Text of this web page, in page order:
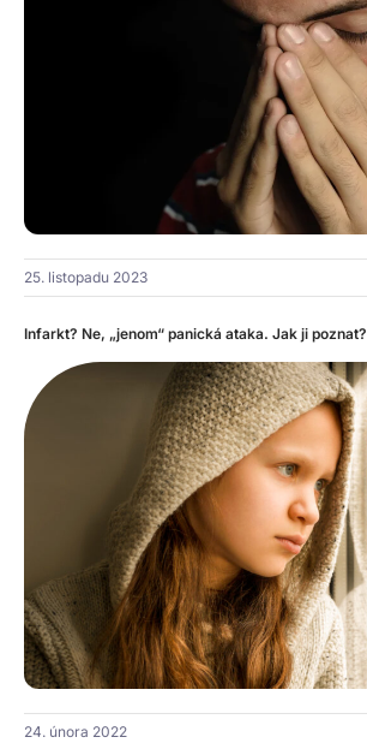
25. listopadu 2023
Infarkt? Ne, „jenom“ panická ataka. Jak ji poznat?
24. února 2022